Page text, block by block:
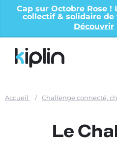
Cap sur Octobre Rose !
collectif & solidaire de
Découvrir
Nos solutions
entreprises
Accueil Challenge connecté,
Le